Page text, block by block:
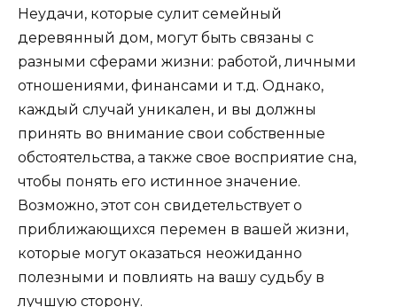
Неудачи, которые сулит семейный
деревянный дом, могут быть связаны с
разными сферами жизни: работой, личными
отношениями, финансами и т.д. Однако,
каждый случай уникален, и вы должны
принять во внимание свои собственные
обстоятельства, а также свое восприятие сна,
чтобы понять его истинное значение.
Возможно, этот сон свидетельствует о
приближающихся перемен в вашей жизни,
которые могут оказаться неожиданно
полезными и повлиять на вашу судьбу в
лучшую сторону.